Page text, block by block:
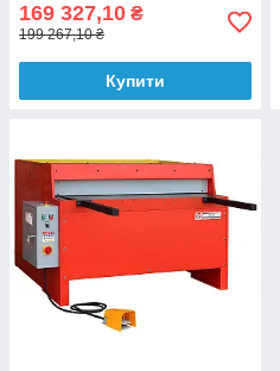
169 327,10 ₴
199 267,10 ₴
Купити